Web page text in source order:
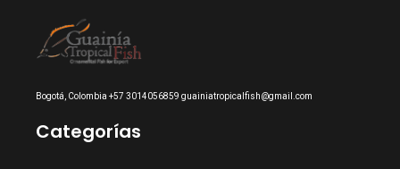
Bogotá, Colombia +57 3014056859 guainiatropicalfish@gmail.com
Categorías